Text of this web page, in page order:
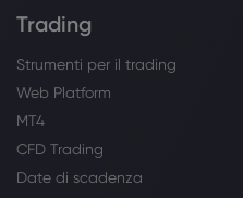
Trading
Strumenti per il trading
Web Platform
MT4
CFD Trading
Date di scadenza